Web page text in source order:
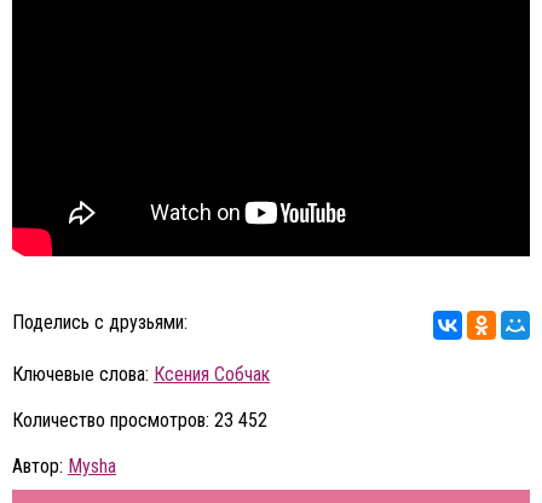
Поделись с друзьями:
Ключевые слова: Ксения Собчак
Количество просмотров: 23 452
Автор: Mysha